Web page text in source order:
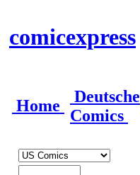
comicexpress
Home
Deutsche
Comics